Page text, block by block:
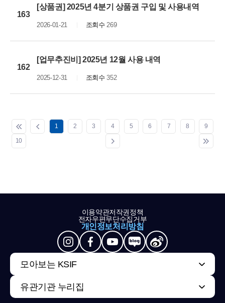
163
[상품권] 2025년 4분기 상품권 구입 및 사용내역
2026-01-21 조회수269
162
[업무추진비] 2025년 12월 사용 내역
2025-12-31 조회수352
1 2 3 4 5 6 7 8 9
10
이용약관저작권정책
전자우편무단수집거부
개인정보처리방침
모아보는 KSIF
유관기관 누리집